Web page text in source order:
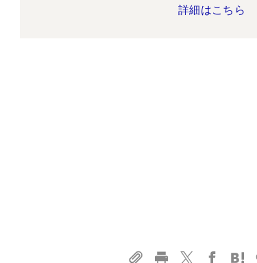
詳細はこちら